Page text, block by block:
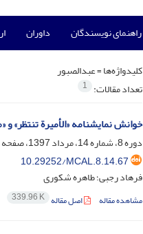
راهنمای نویسندگان داوران
کلیدواژه‌ها =عبدالصبور
تعداد مقالات: 1
خوانش نمایشنامه «الأمیرة تنتظر»
دوره 8، شماره 14، مرداد 1397، صفحه
10.29252/MCAL.8.14.67
فرهاد رجبی؛ طاهره شکوری
مشاهده مقاله اصل مقاله 339.96 K